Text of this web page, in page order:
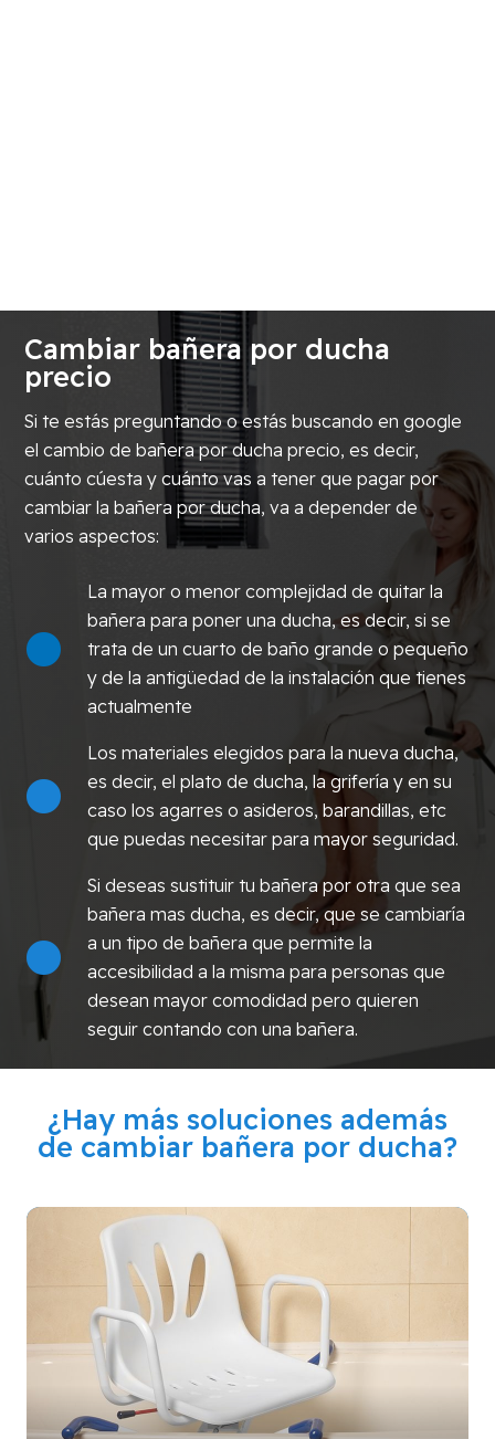
Cambiar bañera por ducha
precio
Si te estás preguntando o estás buscando en google
el cambio de bañera por ducha precio, es decir,
cuánto cúesta y cuánto vas a tener que pagar por
cambiar la bañera por ducha, va a depender de
varios aspectos:
La mayor o menor complejidad de quitar la
bañera para poner una ducha, es decir, si se
trata de un cuarto de baño grande o pequeño
y de la antigüedad de la instalación que tienes
actualmente
Los materiales elegidos para la nueva ducha,
es decir, el plato de ducha, la grifería y en su
caso los agarres o asideros, barandillas, etc
que puedas necesitar para mayor seguridad.
Si deseas sustituir tu bañera por otra que sea
bañera mas ducha, es decir, que se cambiaría
a un tipo de bañera que permite la
accesibilidad a la misma para personas que
desean mayor comodidad pero quieren
seguir contando con una bañera.
¿Hay más soluciones además
de cambiar bañera por ducha?